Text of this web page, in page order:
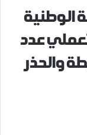
الوطنية
عدد
والحذر